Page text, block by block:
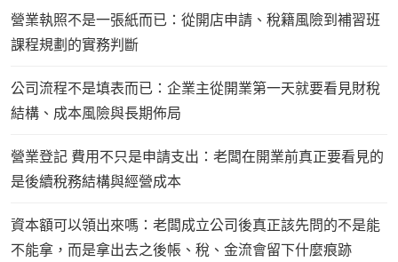
營業執照不是一張紙而已：從開店申請、稅籍風險到補習班
課程規劃的實務判斷
公司流程不是填表而已：企業主從開業第一天就要看見財稅
結構、成本風險與長期佈局
營業登記 費用不只是申請支出：老闆在開業前真正要看見的
是後續稅務結構與經營成本
資本額可以領出來嗎：老闆成立公司後真正該先問的不是能
不能拿，而是拿出去之後帳、稅、金流會留下什麼痕跡